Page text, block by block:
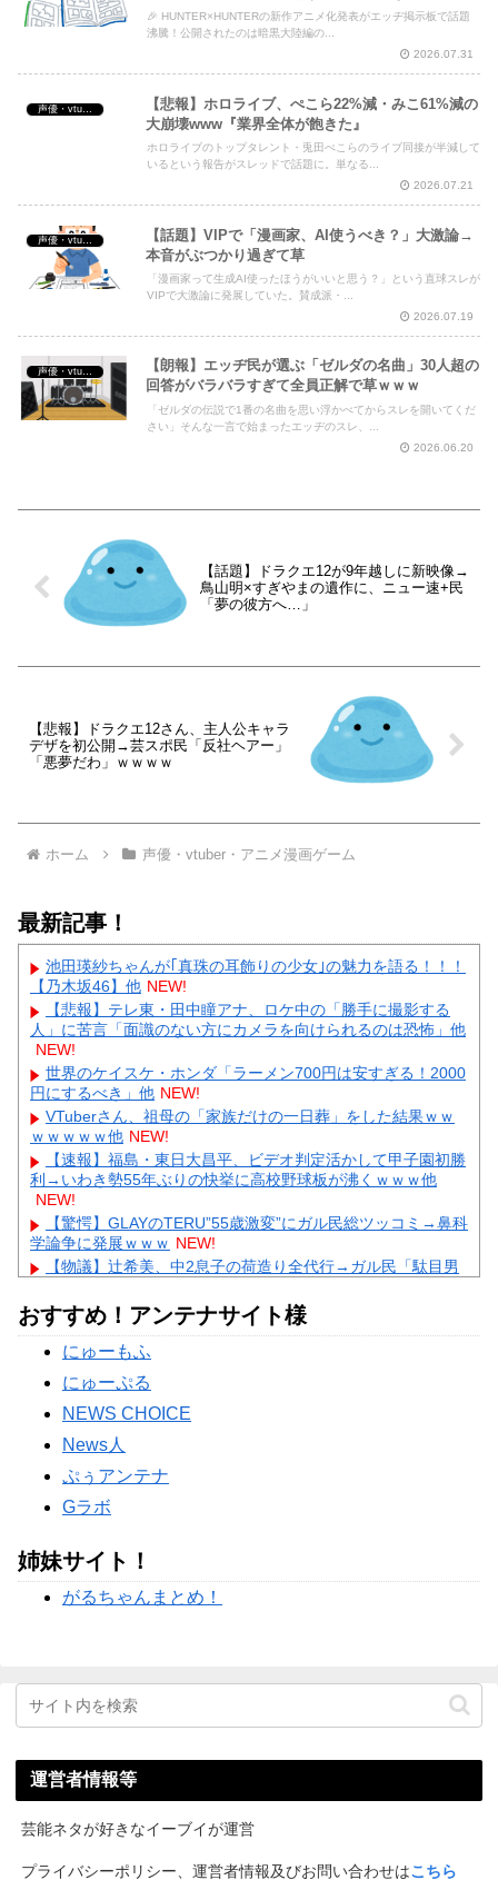
🎉 HUNTER×HUNTERの新作アニメ化発表がエッヂ掲示板で話題
沸騰！公開されたのは暗黒大陸編の...
2026.07.31
【悲報】ホロライブ、ぺこら22%減・みこ61%減の
大崩壊www『業界全体が飽きた』
ホロライブのトップタレント・兎田ぺこらのライブ同接が半減して
いるという報告がスレッドで話題に。単なる...
2026.07.21
【話題】VIPで「漫画家、AI使うべき？」大激論→
本音がぶつかり過ぎて草
「漫画家って生成AI使ったほうがいいと思う？」という直球スレが
VIPで大激論に発展していた。賛成派・...
2026.07.19
【朗報】エッヂ民が選ぶ「ゼルダの名曲」30人超の
回答がバラバラすぎて全員正解で草ｗｗｗ
「ゼルダの伝説で1番の名曲を思い浮かべてからスレを開いてくだ
さい」そんな一言で始まったエッヂのスレ、...
2026.06.20
【話題】ドラクエ12が9年越しに新映像→
鳥山明×すぎやまの遺作に、ニュー速+民
「夢の彼方へ…」
【悲報】ドラクエ12さん、主人公キャラ
デザを初公開→芸スポ民「反社ヘアー」
「悪夢だわ」ｗｗｗｗ
ホーム 声優・vtuber・アニメ漫画ゲーム
最新記事！
池田瑛紗ちゃんが｢真珠の耳飾りの少女｣の魅力を語る！！！
【乃木坂46】他 NEW!
【悲報】テレ東・田中瞳アナ、ロケ中の「勝手に撮影する
人」に苦言「面識のない方にカメラを向けられるのは恐怖」他
NEW!
世界のケイスケ・ホンダ「ラーメン700円は安すぎる！2000
円にするべき」他 NEW!
VTuberさん、祖母の「家族だけの一日葬」をした結果ｗｗ
ｗｗｗｗｗ他 NEW!
【速報】福島・東日大昌平、ビデオ判定活かして甲子園初勝
利→いわき勢55年ぶりの快挙に高校野球板が沸くｗｗｗ他
NEW!
【驚愕】GLAYのTERU”55歳激変”にガル民総ツッコミ→鼻科
学論争に発展ｗｗｗ NEW!
【物議】辻希美、中2息子の荷造り全代行→ガル民「駄目男
【衝撃】佐藤佳奈アナ電撃結婚→お相手はレインボー池田、
まさかの退社理由にｗｗｗ
NEW!
【物議】高木美帆、歯列矯正で”別人級”の変化→心ない声に
ガル民ブチギレ擁護ｗｗｗ
【悲報】彼氏の浮気に激怒→賃貸を椅子でフルボッコにした
女性にガル民総ツッコミｗｗｗ
Powered by livedoor 相互RSS
おすすめ！アンテナサイト様
にゅーもふ
にゅーぷる
NEWS CHOICE
News人
ぷぅアンテナ
Gラボ
姉妹サイト！
がるちゃんまとめ！
運営者情報等
芸能ネタが好きなイーブイが運営
プライバシーポリシー、運営者情報及びお問い合わせはこちら